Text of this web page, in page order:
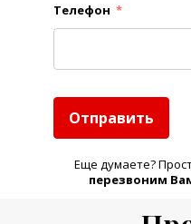
Телефон *
Отправить
Еще думаете?
перезвоним